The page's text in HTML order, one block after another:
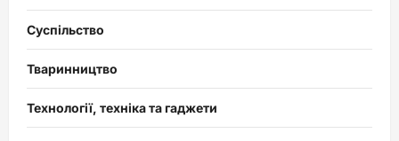
Суспільство
Тваринництво
Технології, техніка та гаджети